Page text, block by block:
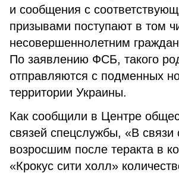
и сообщения с
призывами поступают в том
несовершеннолетним
По заявлению ФСБ, такого
отправляются с подменных
территории Украины.
Как сообщили в Центре
связей спецслужбы, «В связи
возросшим после теракта в
«Крокус сити холл»